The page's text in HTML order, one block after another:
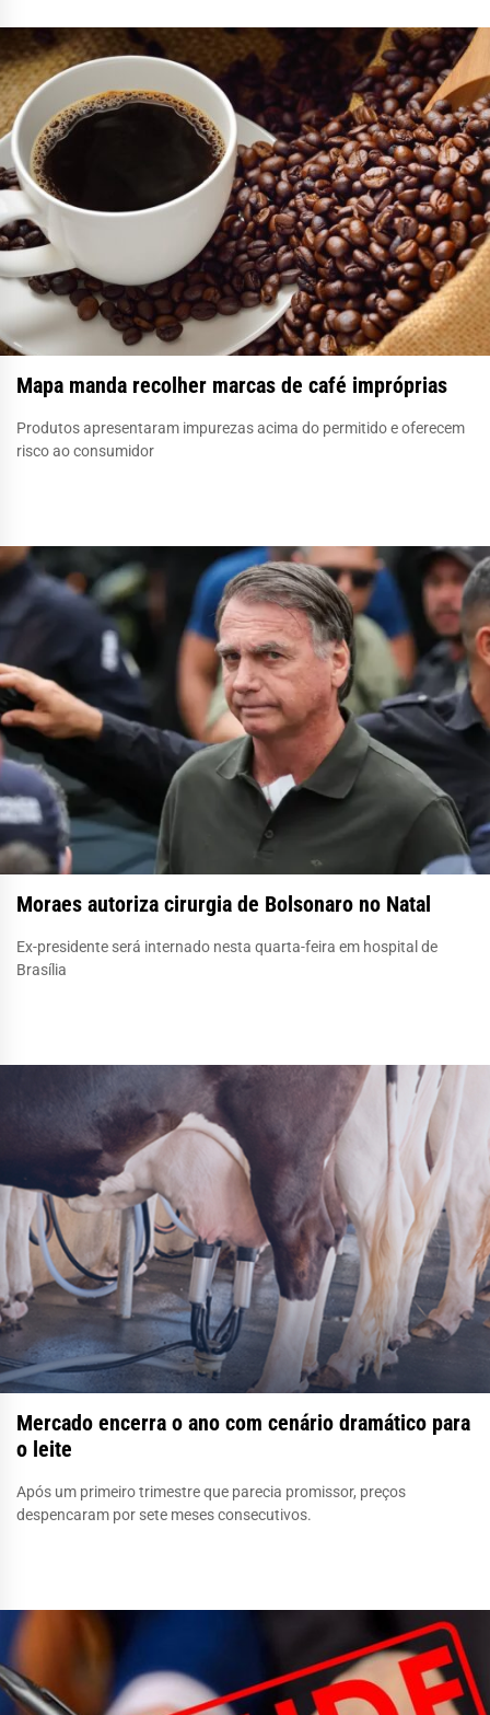
Mapa manda recolher marcas de café impróprias
Produtos apresentaram impurezas acima do permitido e oferecem
risco ao consumidor
Moraes autoriza cirurgia de Bolsonaro no Natal
Ex-presidente será internado nesta quarta-feira em hospital de
Brasília
Mercado encerra o ano com cenário dramático para
o leite
Após um primeiro trimestre que parecia promissor, preços
despencaram por sete meses consecutivos.